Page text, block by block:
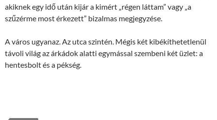
akiknek egy idő után kijár a kimért „régen láttam” vagy „a
szűzérme most érkezett” bizalmas megjegyzése.
A város ugyanaz. Az utca szintén. Mégis két kibékíthetetlenül
távoli világ az árkádok alatti egymással szembeni két üzlet: a
hentesbolt és a pékség.